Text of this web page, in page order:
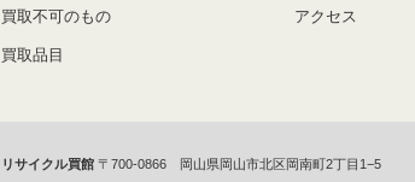
買取不可のもの
買取品目
アクセス
リサイクル買館 〒700-0866 岡山県岡山市北区岡南町2丁目1−5